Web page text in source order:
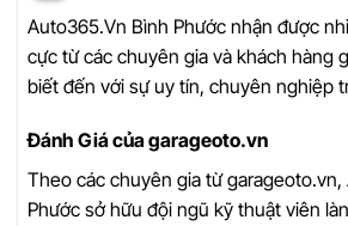
Auto365.Vn Bình Phước nhận được
cực từ các chuyên gia và khách hàng
biết đến với sự uy tín, chuyên nghiệp
Đánh Giá của garageoto.vn
Theo các chuyên gia từ
Phước sở hữu đội ngũ kỹ thuật viên